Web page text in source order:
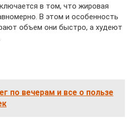
в том, что жировая
В этом и особенность
объем они быстро, а худеют
по вечерам и все о пользе